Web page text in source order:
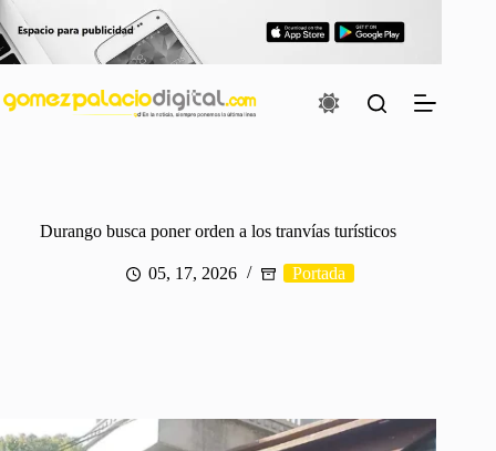
al
contenido
Durango busca poner orden a los tranvías turísticos
05, 17, 2026 Portada